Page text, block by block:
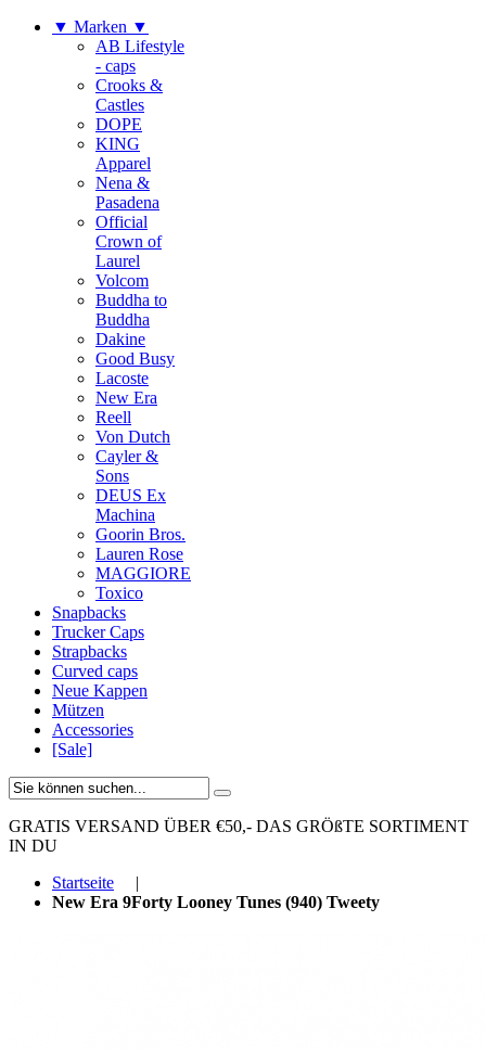
▼ Marken ▼
AB Lifestyle
- caps
Crooks &
Castles
DOPE
KING
Apparel
Nena &
Pasadena
Official
Crown of
Laurel
Volcom
Buddha to
Buddha
Dakine
Good Busy
Lacoste
New Era
Reell
Von Dutch
Cayler &
Sons
DEUS Ex
Machina
Goorin Bros.
Lauren Rose
MAGGIORE
Toxico
Snapbacks
Trucker Caps
Strapbacks
Curved caps
Neue Kappen
Mützen
Accessories
[Sale]
GRATIS VERSAND ÜBER €50,- DAS GRÖßTE SORTIMENT
IN DU
Startseite
|
New Era 9Forty Looney Tunes (940) Tweety